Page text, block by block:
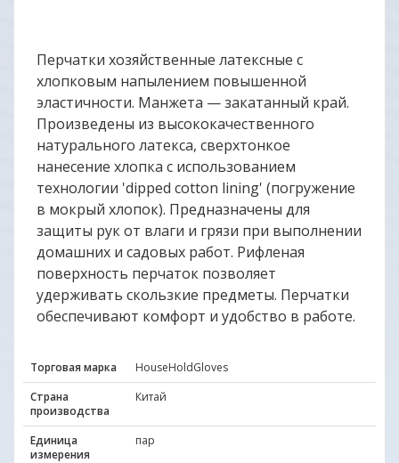
Перчатки хозяйственные латексные с
хлопковым напылением повышенной
эластичности. Манжета — закатанный край.
Произведены из высококачественного
натурального латекса, сверхтонкое
нанесение хлопка с использованием
технологии 'dipped cotton lining' (погружение
в мокрый хлопок). Предназначены для
защиты рук от влаги и грязи при выполнении
домашних и садовых работ. Рифленая
поверхность перчаток позволяет
удерживать скользкие предметы. Перчатки
обеспечивают комфорт и удобство в работе.
Торговая марка
HouseHoldGloves
Страна
производства
Китай
Единица
измерения
пар